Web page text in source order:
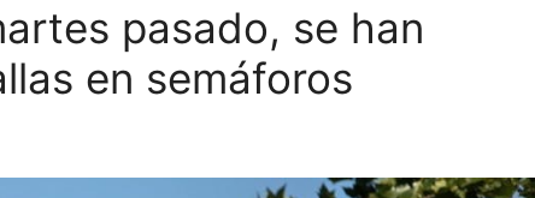
pasado, se han
en semáforos